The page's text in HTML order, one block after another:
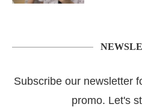
Subscribe our newsletter
promo. Let's